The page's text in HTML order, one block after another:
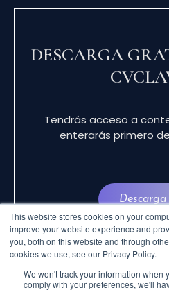
This website stores cookies on your
improve your website experience and
you, both on this website and through
cookies we use, see our Privacy Policy.
We won't track your information when
comply with your preferences, we'll
DESCARGA
Tendrás acceso a
enterarás primero